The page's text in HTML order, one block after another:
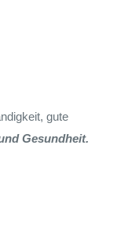
gute
Gesundheit.